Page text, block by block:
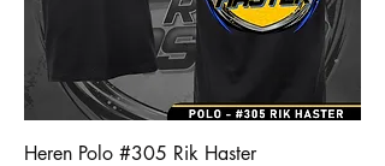
Heren Polo #305 Rik Haster